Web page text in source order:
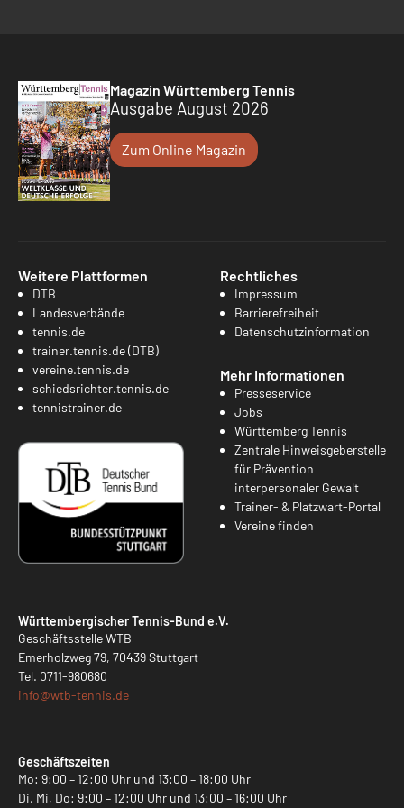
Magazin Württemberg Tennis
Ausgabe August 2026
Zum Online Magazin
Weitere Plattformen
DTB
Landesverbände
tennis.de
trainer.tennis.de (DTB)
vereine.tennis.de
schiedsrichter.tennis.de
tennistrainer.de
Rechtliches
Impressum
Barrierefreiheit
Datenschutzinformation
Mehr Informationen
Presseservice
Jobs
Württemberg Tennis
Zentrale Hinweisgeberstelle
für Prävention
interpersonaler Gewalt
Trainer- & Platzwart-Portal
Vereine finden
Württembergischer Tennis-Bund e.V.
Geschäftsstelle WTB
Emerholzweg 79, 70439 Stuttgart
Tel. 0711-980680
info@wtb-tennis.de
Geschäftszeiten
Mo: 9:00 – 12:00 Uhr und 13:00 – 18:00 Uhr
Di, Mi, Do: 9:00 – 12:00 Uhr und 13:00 – 16:00 Uhr